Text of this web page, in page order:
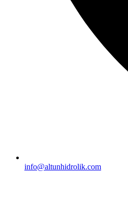
info@altunhidrolik.com